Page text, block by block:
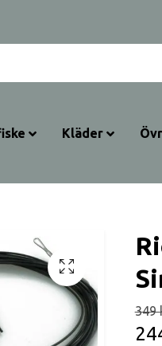
Kläder
349